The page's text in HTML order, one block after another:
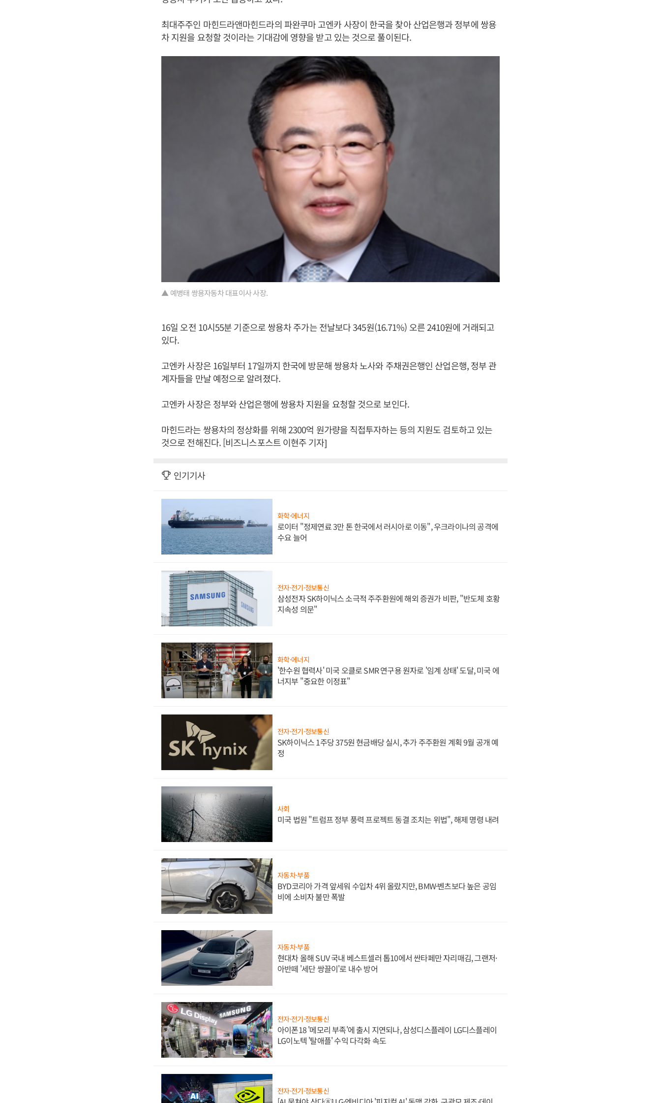
최대주주인 마힌드라앤마힌드라의 파완쿠마 고엔카 사장이 한국을 찾아 산업은행과 정부에 쌍용
차 지원을 요청할 것이라는 기대감에 영향을 받고 있는 것으로 풀이된다.
▲ 예병태 쌍용자동차 대표이사 사장.
16일 오전 10시55분 기준으로 쌍용차 주가는 전날보다 345원(16.71%) 오른 2410원에 거래되고
있다.
고엔카 사장은 16일부터 17일까지 한국에 방문해 쌍용차 노사와 주채권은행인 산업은행, 정부 관
계자들을 만날 예정으로 알려졌다.
고엔카 사장은 정부와 산업은행에 쌍용차 지원을 요청할 것으로 보인다.
마힌드라는 쌍용차의 정상화를 위해 2300억 원가량을 직접투자하는 등의 지원도 검토하고 있는
것으로 전해진다. [비즈니스포스트 이현주 기자]
인기기사
화학·에너지
로이터 "정제연료 3만 톤 한국에서 러시아로 이동", 우크라이나의 공격에
수요 늘어
전자·전기·정보통신
삼성전자 SK하이닉스 소극적 주주환원에 해외 증권가 비판, "반도체 호황
지속성 의문"
화학·에너지
'한수원 협력사' 미국 오클로 SMR 연구용 원자로 '임계 상태' 도달, 미국 에
너지부 "중요한 이정표"
전자·전기·정보통신
SK하이닉스 1주당 375원 현금배당 실시, 추가 주주환원 계획 9월 공개 예
정
사회
미국 법원 "트럼프 정부 풍력 프로젝트 동결 조치는 위법", 해제 명령 내려
자동차·부품
BYD코리아 가격 앞세워 수입차 4위 올랐지만, BMW·벤츠보다 높은 공임
비에 소비자 불만 폭발
자동차·부품
현대차 올해 SUV 국내 베스트셀러 톱10에서 싼타페만 자리매김, 그랜저·
아반떼 '세단 쌍끌이'로 내수 방어
전자·전기·정보통신
아이폰18 '메모리 부족'에 출시 지연되나, 삼성디스플레이 LG디스플레이
LG이노텍 '탈애플' 수익 다각화 속도
전자·전기·정보통신